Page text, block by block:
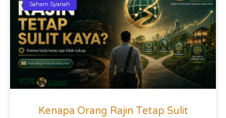
Saham Syariah
Kenapa Orang Rajin Tetap Sulit